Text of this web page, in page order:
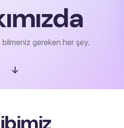
bilmeniz gereken her şey.